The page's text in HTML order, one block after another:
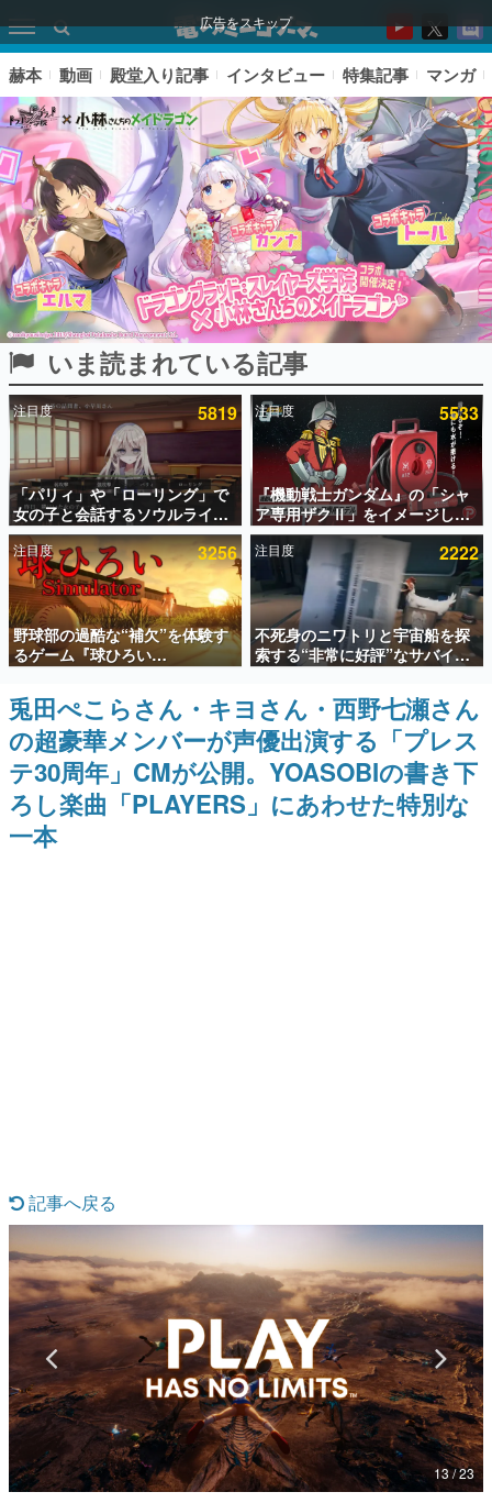
広告をスキップ
ピックアップ
電ファミのいま読まれている記事ランキング
アプリセール情報
インタビュー
連載・特集一覧
殿堂入り記事
SNS拡散数が数千以上！ ページビュー数万以上！ などな
ど。多くの人々に読まれた、電ファミ渾身の“殿堂入り”記
事をまとめました。
ゲームの企画書
名作ゲームクリエイターの方々に製作時のエピソードをお
聞きし、ヒットする企画（ゲーム）とは何か？を探ってい
きます。
赫本
この物語を解いてはいけない。『赫本』は、〈試験問題〉
なんでゲームは面白い？
ゲーム開発者・hamatsu氏がゲームの魅力を画面や操作の
具体的な形から解き明かしていく、硬派で骨太な評論連載
です。
ゲームが変えた日本語
「経験値」「裏技」「ラスボス」… ゲームにまつわる言葉
の起源や用法の変遷を、コンピューター文化史研究家・タ
イニーP氏が徹底調査。
カテゴリ
特集記事
赫本 動画 殿堂入り記事 インタビュー 特集記事 マンガ
いま読まれている記事
注目度 5819
「パリィ」や「ローリング」で
女の子と会話するソウルライク
恋愛ゲーム『小早川さんはソウ
ルライク』無料公開。返事に失
敗すると「YOU DIED」
注目度 5533
『機動戦士ガンダム』の「シャ
ア専用ザクⅡ」をイメージした
散水ホースリールが予約開始。
本体にはシャアのパーソナルマ
ークやジオン公国軍のエンブレ
ム、型式番号などを配置
注目度 3256
野球部の過酷な“補欠”を体験す
るゲーム『球ひろい
Simulator』が「1件」のウィッ
シュリストをもとにチェコ語に
対応しSNSで話題に。『キング
ダム・カム』開発元やチェコの
プロ野球選手から称賛の声
注目度 2222
不死身のニワトリと宇宙船を探
索する“非常に好評”なサバイバ
ルゲーム『Breathedge』が無
料で配布中。入手できる期間は8
月10日まで
兎田ぺこらさん・キヨさん・西野七瀬さん
の超豪華メンバーが声優出演する「プレス
テ30周年」CMが公開。YOASOBIの書き下
ろし楽曲「PLAYERS」にあわせた特別な
一本
記事へ戻る
13 / 23